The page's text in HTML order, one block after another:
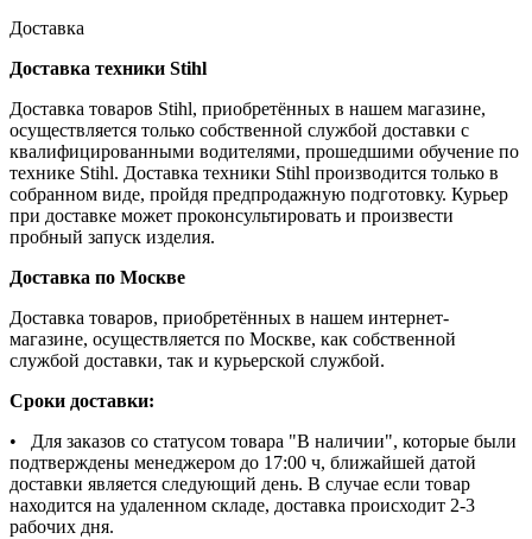
Доставка
Доставка техники Stihl
Доставка товаров Stihl, приобретённых в нашем магазине,
осуществляется только собственной службой доставки с
квалифицированными водителями, прошедшими обучение по
технике Stihl. Доставка техники Stihl производится только в
собранном виде, пройдя предпродажную подготовку. Курьер
при доставке может проконсультировать и произвести
пробный запуск изделия.
Доставка по Москве
Доставка товаров, приобретённых в нашем интернет-
магазине, осуществляется по Москве, как собственной
службой доставки, так и курьерской службой.
Сроки доставки:
• Для заказов со статусом товара "В наличии", которые были
подтверждены менеджером до 17:00 ч, ближайшей датой
доставки является следующий день. В случае если товар
находится на удаленном складе, доставка происходит 2-3
рабочих дня.